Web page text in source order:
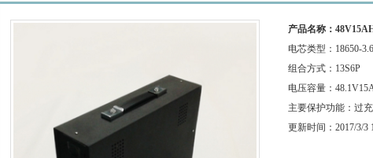
产品名称：
电芯类型：18650-
组合方式：13S6P
电压容量：
主要保护功能：过
更新时间：2017/3/3